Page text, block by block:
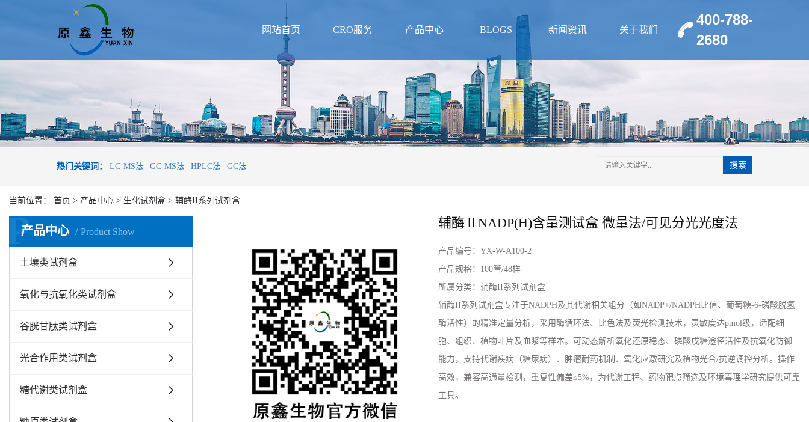
网站首页 CRO服务 产品中心 BLOGS 新闻资讯 关于我们
400-788-
2680
热门关键词： LC-MS法 GC-MS法 HPLC法 GC法 搜索
当前位置： 首页 > 产品中心 > 生化试剂盒 > 辅酶II系列试剂盒
产品中心 Product Show
P
土壤类试剂盒
氧化与抗氧化类试剂盒
谷胱甘肽类试剂盒
光合作用类试剂盒
糖代谢类试剂盒
辅酶ⅡNADP(H)含量测试盒 微量法/可见分光光度法
产品编号： YX-W-A100-2
产品规格： 100管/48样
所属分类： 辅酶II系列试剂盒
辅酶II系列试剂盒专注于NADPH及其代谢相关组分（如NADP+/NADPH比值、葡萄糖-6-磷酸脱氢
酶活性）的精准定量分析，采用酶循环法、比色法及荧光检测技术，灵敏度达pmol级，适配细
胞、组织、植物叶片及血浆等样本。可动态解析氧化还原稳态、磷酸戊糖途径活性及抗氧化防御
能力，支持代谢疾病（糖尿病）、肿瘤耐药机制、氧化应激研究及植物光合/抗逆调控分析。操作
高效，兼容高通量检测，重复性偏差≤5%，为代谢工程、药物靶点筛选及环境毒理学研究提供可靠
工具。